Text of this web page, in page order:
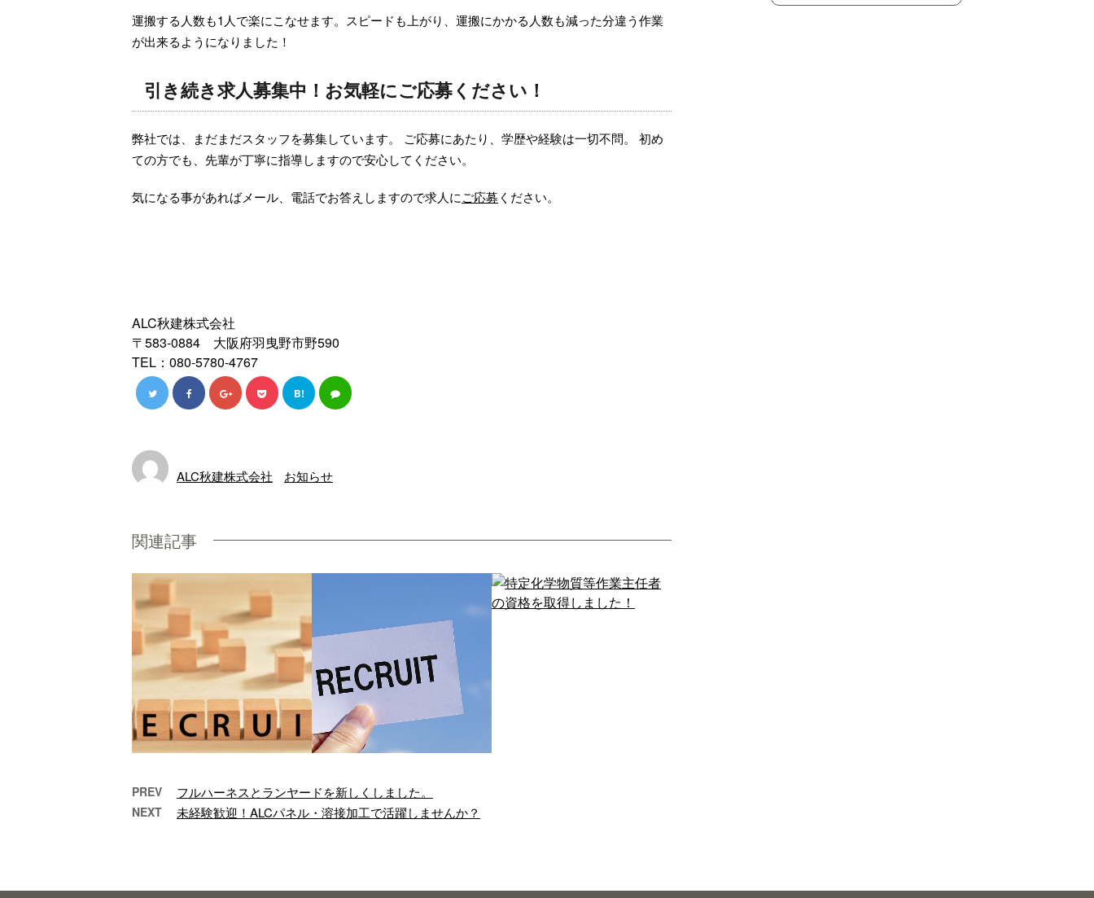
運搬する人数も1人で楽にこなせます。スピードも上がり、運搬にかかる人数も減った分違う作業
が出来るようになりました！
引き続き求人募集中！お気軽にご応募ください！
弊社では、まだまだスタッフを募集しています。 ご応募にあたり、学歴や経験は一切不問。 初め
ての方でも、先輩が丁寧に指導しますので安心してください。
気になる事があればメール、電話でお答えしますので求人にご応募 ください。
ALC秋建株式会社
〒583-0884 大阪府羽曳野市野590
TEL：080-5780-4767
B!
ALC秋建株式会社 お知らせ
関連記事
す。 昨年は数々のご支
は、新たな人材を募集
曳野市のALC秋建株式
PREV フルハーネスとランヤードを新しくしました。
NEXT 未経験歓迎！ALCパネル・溶接加工で活躍しませんか？